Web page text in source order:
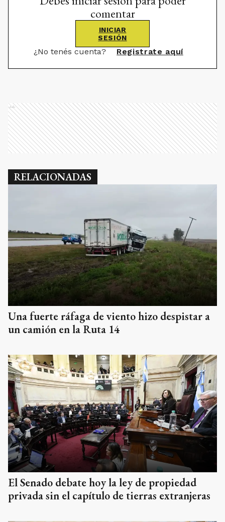
comentar
INICIAR
SESIÓN
¿No tenés cuenta? Registrate aquí
Ads
RELACIONADAS
Una fuerte ráfaga de viento hizo despistar a
un camión en la Ruta 14
El Senado debate hoy la ley de propiedad
privada sin el capítulo de tierras extranjeras